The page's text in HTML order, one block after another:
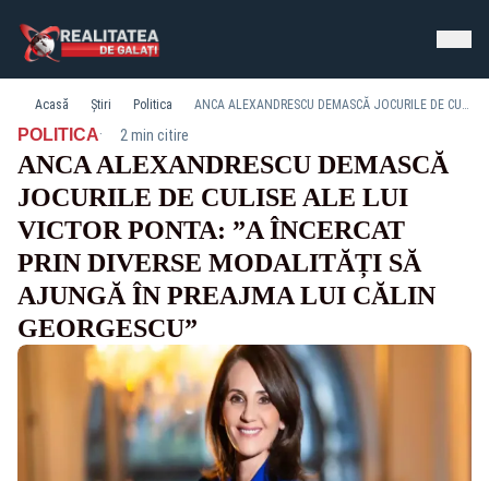
Acasă Știri Politica ANCA ALEXANDRESCU DEMASCĂ JOCURILE DE CULISE ALE LUI VICTOR PONTA: ”A ÎNCERCAT PRIN DIVERSE MODALITĂȚI SĂ AJUNGĂ ÎN PREAJMA LUI CĂLIN GEORGESCU”
POLITICA· 2 min citire
ANCA ALEXANDRESCU DEMASCĂ
JOCURILE DE CULISE ALE LUI
VICTOR PONTA: ”A ÎNCERCAT
PRIN DIVERSE MODALITĂȚI SĂ
AJUNGĂ ÎN PREAJMA LUI CĂLIN
GEORGESCU”